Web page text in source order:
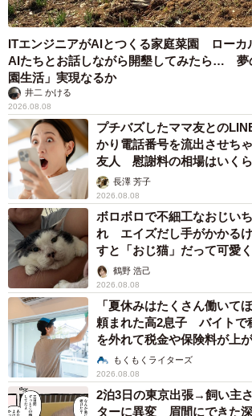
ITエンジニアがAIとつくる家庭菜園 ローカ
AIたちとお話しながら開墾してみたら… 夢
園生活」実現なるか
井二 かける
2026.08.08
プチバズしたママ友との
かり電話番号を流出させち
友人 慰謝料の相場はいく
解説】長澤 芳子
2026.08.08
ボロボロで不細工なおじい
れ エイズだし手がかかる
すと「おじ猫」だって可愛
鶴野 浩己
2026.08.08
「夏休みはたくさん働いて
頼まれた高2息子 バイトで
を外れて税金や保険料が上
説】もくもくライターズ
2026.08.08
2泊3日の東京出張→飼い主
ターに異変 眉間にできた